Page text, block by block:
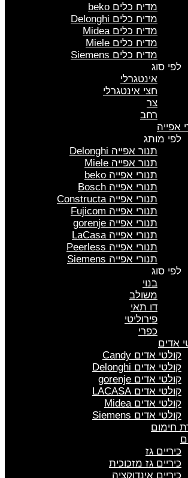
מדיח כלים beko
מדיח כלים Delonghi
מדיח כלים Midea
מדיח כלים Miele
מדיח כלים Siemens
לפי סוג
אינטגרלי
חצי אינטגרלי
צר
רחב
אפייה
לפי מותג
תנור אפייה Delonghi
תנור אפייה Miele
תנורי אפייה beko
תנורי אפייה Bosch
תנורי אפייה Constructa
תנורי אפייה Fujicom
תנורי אפייה gorenje
תנורי אפייה LaCasa
תנורי אפייה Peerless
תנורי אפייה Siemens
לפי סוג
בנוי
משולב
דו תאי
פירוליטי
כפרי
אדים
קולטי אדים Candy
קולטי אדים Delonghi
קולטי אדים gorenje
קולטי אדים LACASA
קולטי אדים Midea
קולטי אדים Siemens
חימום
כיריים גז
כיריים גז מזכוכית
כיריים אינדוקציה